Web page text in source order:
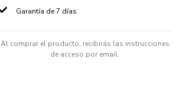
Garantía de 7 días
Al comprar el producto, recibirás las instrucciones
de acceso por email.